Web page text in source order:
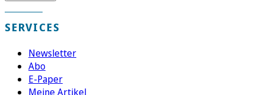
SERVICES
Newsletter
Abo
E-Paper
Meine Artikel